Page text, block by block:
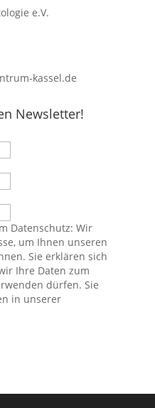
e.V.
kassel.de
Newsletter!
Datenschutz: Wir
um Ihnen unseren
Sie erklären sich
Ihre Daten zum
dürfen. Sie
in unserer